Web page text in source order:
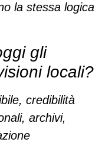
la stessa logica
gli
locali?
credibilità
archivi,